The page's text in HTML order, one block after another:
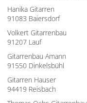
Hanika Gitarren
91083 Baiersdorf
Volkert Gitarrenbau
91207 Lauf
Gitarrenbau Amann
91550 Dinkelsbühl
Gitarren Hauser
94419 Reisbach